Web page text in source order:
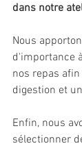
dans notre
Nous
d'importance
nos repas
digestion et
Enfin, nous
sélectionner